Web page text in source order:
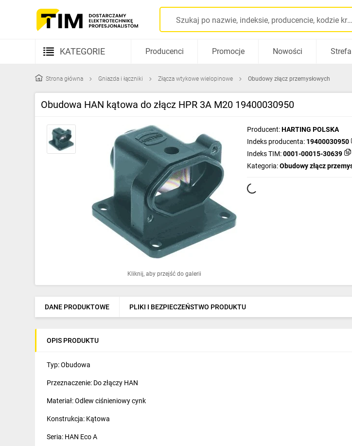
Szukaj po nazwie, indeksie, producencie, kodzie kreskowym...
KATEGORIE
Kable i przewody
Elementy prowadzenia kabli
Fotowoltaika
Oprawy oświetleniowe
Ogrzewanie
Elektronarzędzia i mierniki
Napędy elektryczne
Pneumatyka
Dom i ogród
Klimatyzacja
Producenci Promocje Nowości
Strona główna Gniazda i łączniki Złącza wtykowe wielopinowe Obudowy złącz przemysłowych
Obudowa HAN kątowa do złącz HPR 3A M20 19400030950
Kliknij, aby przejść do galerii
Producent:HARTING POLSKA
Indeks producenta: 19400030950
Indeks TIM:0001-00015-30639
Kategoria:Obudowy złącz
DANE PRODUKTOWE PLIKI I BEZPIECZEŃSTWO PRODUKTU
OPIS PRODUKTU
Typ: Obudowa
Przeznaczenie: Do złączy HAN
Materiał: Odlew ciśnieniowy cynk
Konstrukcja: Kątowa
Seria: HAN Eco A